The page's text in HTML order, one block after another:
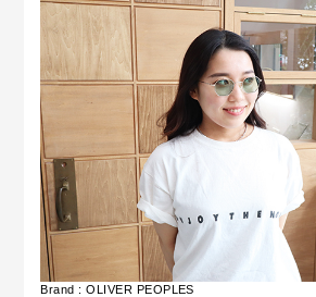
Brand : OLIVER PEOPLES